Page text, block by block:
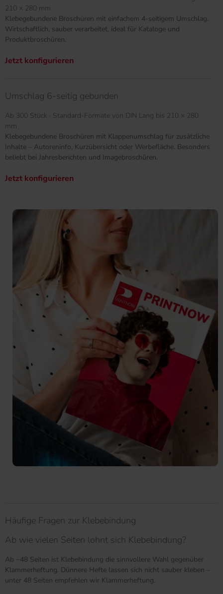
210 × 280 mm
Klebegebundene Broschüren mit einfachem 4-seitigem Umschlag.
Wirtschaftlich, sauber verarbeitet, ideal für Kataloge und
Produktbroschüren.
Jetzt konfigurieren
Umschlag 6-seitig gebunden
Ab 300 Stück · Standard-Formate von DIN Lang bis 210 × 280
mm
Klebegebundene Broschüren mit Klappenumschlag für zusätzliche
Inhalte – Autoreninfo, Kurzübersicht oder Werbefläche. Besonders
beliebt bei Jahresberichten und Imagebroschüren.
Jetzt konfigurieren
Häufige Fragen zur Klebebindung
Ab wie vielen Seiten lohnt sich Klebebindung?
Ab ~48 Seiten ist Klebebindung die sinnvollere Wahl gegenüber
Klammerheftung. Dünnere Hefte lassen sich nicht sauber kleben –
unter 48 Seiten empfehlen wir Klammerheftung.